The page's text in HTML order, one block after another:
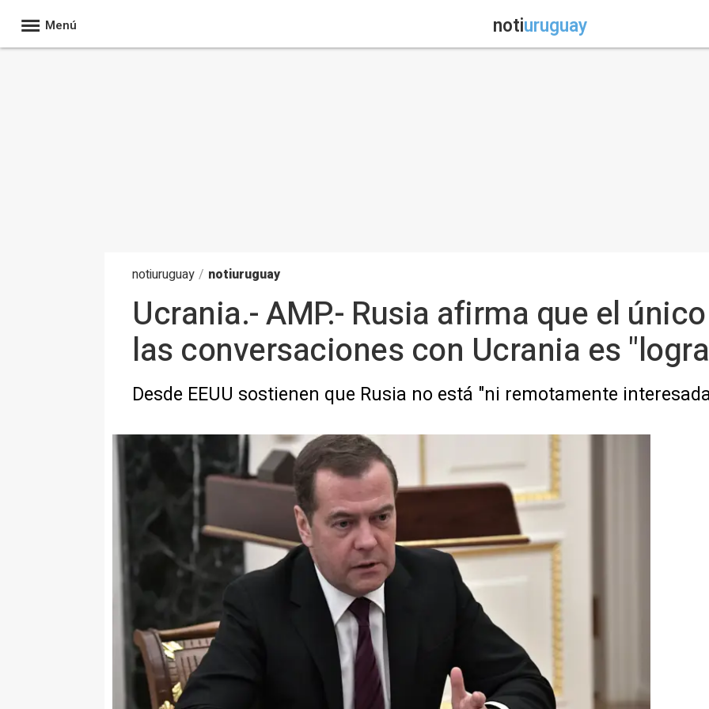
Menú notiuruguay
notiuruguay / notiuruguay
Ucrania.- AMP.- Rusia afirma que el
las conversaciones con Ucrania es
Desde EEUU sostienen que Rusia no está "ni remotamente